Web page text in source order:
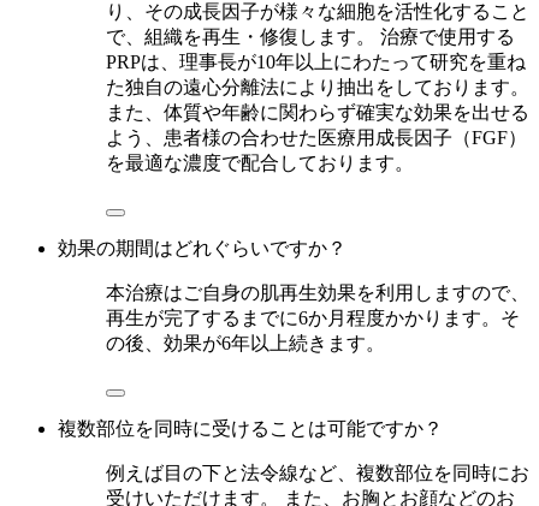
り、その成長因子が様々な細胞を活性化すること
で、組織を再生・修復します。 治療で使用する
PRPは、理事長が10年以上にわたって研究を重ね
た独自の遠心分離法により抽出をしております。
また、体質や年齢に関わらず確実な効果を出せる
よう、患者様の合わせた医療用成長因子（FGF）
を最適な濃度で配合しております。
効果の期間はどれぐらいですか？
本治療はご自身の肌再生効果を利用しますので、
再生が完了するまでに6か月程度かかります。そ
の後、効果が6年以上続きます。
複数部位を同時に受けることは可能ですか？
例えば目の下と法令線など、複数部位を同時にお
受けいただけます。 また、お胸とお顔などのお